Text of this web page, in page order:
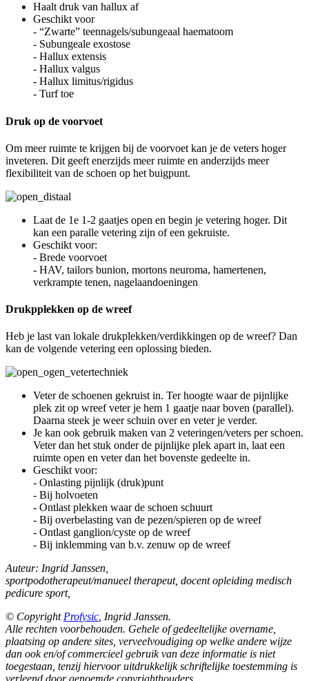
Haalt druk van hallux af
Geschikt voor
- “Zwarte” teennagels/subungeaal haematoom
- Subungeale exostose
- Hallux extensis
- Hallux valgus
- Hallux limitus/rigidus
- Turf toe
Druk op de voorvoet
Om meer ruimte te krijgen bij de voorvoet kan je de veters hoger
inveteren. Dit geeft enerzijds meer ruimte en anderzijds meer
flexibiliteit van de schoen op het buigpunt.
Laat de 1e 1-2 gaatjes open en begin je vetering hoger. Dit
kan een paralle vetering zijn of een gekruiste.
Geschikt voor:
- Brede voorvoet
- HAV, tailors bunion, mortons neuroma, hamertenen,
verkrampte tenen, nagelaandoeningen
Drukpplekken op de wreef
Heb je last van lokale drukplekken/verdikkingen op de wreef? Dan
kan de volgende vetering een oplossing bieden.
Veter de schoenen gekruist in. Ter hoogte waar de pijnlijke
plek zit op wreef veter je hem 1 gaatje naar boven (parallel).
Daarna steek je weer schuin over en veter je verder.
Je kan ook gebruik maken van 2 veteringen/veters per schoen.
Veter dan het stuk onder de pijnlijke plek apart in, laat een
ruimte open en veter dan het bovenste gedeelte in.
Geschikt voor:
- Onlasting pijnlijk (druk)punt
- Bij holvoeten
- Ontlast plekken waar de schoen schuurt
- Bij overbelasting van de pezen/spieren op de wreef
- Ontlast ganglion/cyste op de wreef
- Bij inklemming van b.v. zenuw op de wreef
Auteur: Ingrid Janssen,
sportpodotherapeut/manueel therapeut, docent opleiding medisch
pedicure sport,
© CopyrightProfysic, Ingrid Janssen.
Alle rechten voorbehouden. Gehele of gedeeltelijke overname,
plaatsing op andere sites, verveelvoudiging op welke andere wijze
dan ook en/of commercieel gebruik van deze informatie is niet
toegestaan, tenzij hiervoor uitdrukkelijk schriftelijke toestemming is